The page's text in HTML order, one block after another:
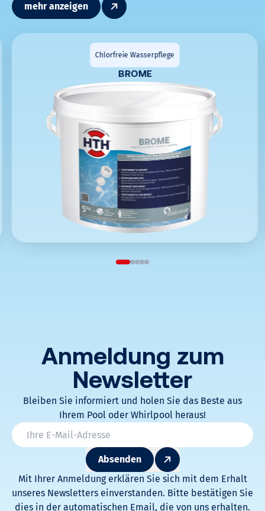
mehr anzeigen
Chlorfreie Wasserpflege
BROME
Anmeldung zum
Newsletter
Bleiben Sie informiert und holen Sie das Beste aus
Ihrem Pool oder Whirlpool heraus!
Email
Absenden
* Champs obligatoires
Mit Ihrer Anmeldung erklären Sie sich mit dem Erhalt
unseres Newsletters einverstanden. Bitte bestätigen Sie
dies in der automatischen Email, die von uns erhalten.